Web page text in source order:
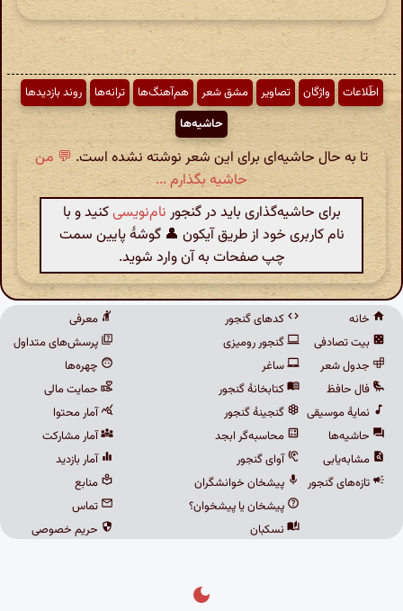
اطّلاعات واژگان تصاویر مشق شعر هم‌آهنگ‌ها ترانه‌ها
روند بازدیدها
حاشیه‌ها
تا به حال حاشیه‌ای برای این شعر نوشته نشده است. 💬 من
حاشیه بگذارم ...
برای حاشیه‌گذاری باید در گنجور نام‌نویسیکنید و با
نام کاربری خود از طریق آیکون 👤 گوشهٔ پایین سمت
چپ صفحات به آن وارد شوید.
خانه
بیت تصادفی
جدول شعر
فال حافظ
نمایهٔ موسیقی
حاشیه‌ها
مشابه‌یابی
تازه‌های گنجور
کدهای گنجور
گنجور رومیزی
ساغر
کتابخانهٔ گنجور
گنجینهٔ گنجور
محاسبه‌گر ابجد
آوای گنجور
پیشخان خوانشگران
پیشخان یا پیشخوان؟
نسکبان
معرفی
پرسش‌های متداول
چهره‌ها
حمایت مالی
آمار محتوا
آمار مشارکت
آمار بازدید
منابع
تماس
حریم خصوصی